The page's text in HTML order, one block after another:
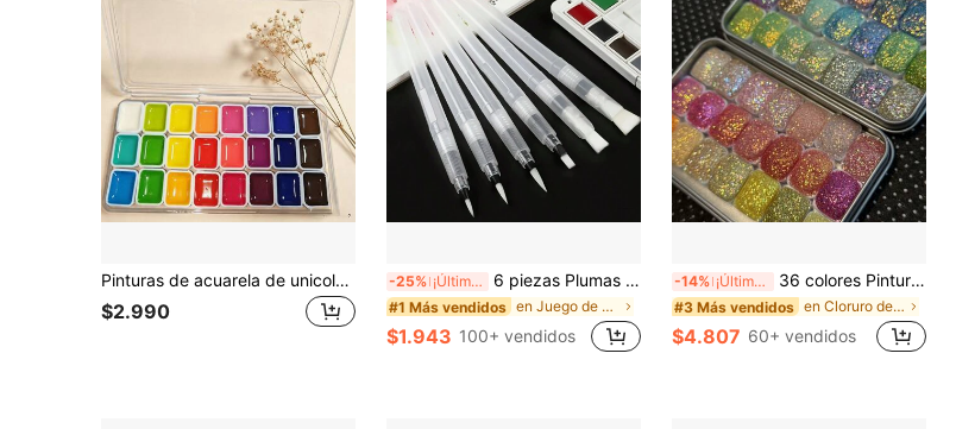
Pinturas de acuarela de unicolor 24 colores Pigmentos sólidos de arte clásico Suministros de arte portátil para pintura y dibujo tradicional chino
$2.990
-25% ¡Últimos 2 días 6 piezas Plumas de fuente transparentes y de acuarela solubles en agua, con punta afilada y plana, adecuadas para caligrafía y práctica de pintura, de vuelta a la escuela, útiles escolares
#1 Más vendidos en Juego de pinturas Suministros de pintura y dibu
$1.943 100+ vendidos
-14% ¡Últimos 3 días 36 colores Pinturas de acuarela sólidas holográficas láser, tinte de piedras de strass brillantes para pintura, arte de uñas, teñido anudado, perlado
#3 Más vendidos en Cloruro de polivinilo Suministros de pintura y
$4.807 60+ vendidos